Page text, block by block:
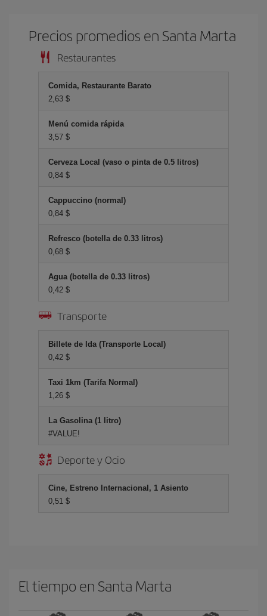
Precios promedios en Santa Marta
Restaurantes
Comida, Restaurante Barato
2,63 $
Menú comida rápida
3,57 $
Cerveza Local (vaso o pinta de 0.5 litros)
0,84 $
Cappuccino (normal)
0,84 $
Refresco (botella de 0.33 litros)
0,68 $
Agua (botella de 0.33 litros)
0,42 $
Transporte
Billete de Ida (Transporte Local)
0,42 $
Taxi 1km (Tarifa Normal)
1,26 $
La Gasolina (1 litro)
#VALUE!
Deporte y Ocio
Cine, Estreno Internacional, 1 Asiento
0,51 $
El tiempo en Santa Marta